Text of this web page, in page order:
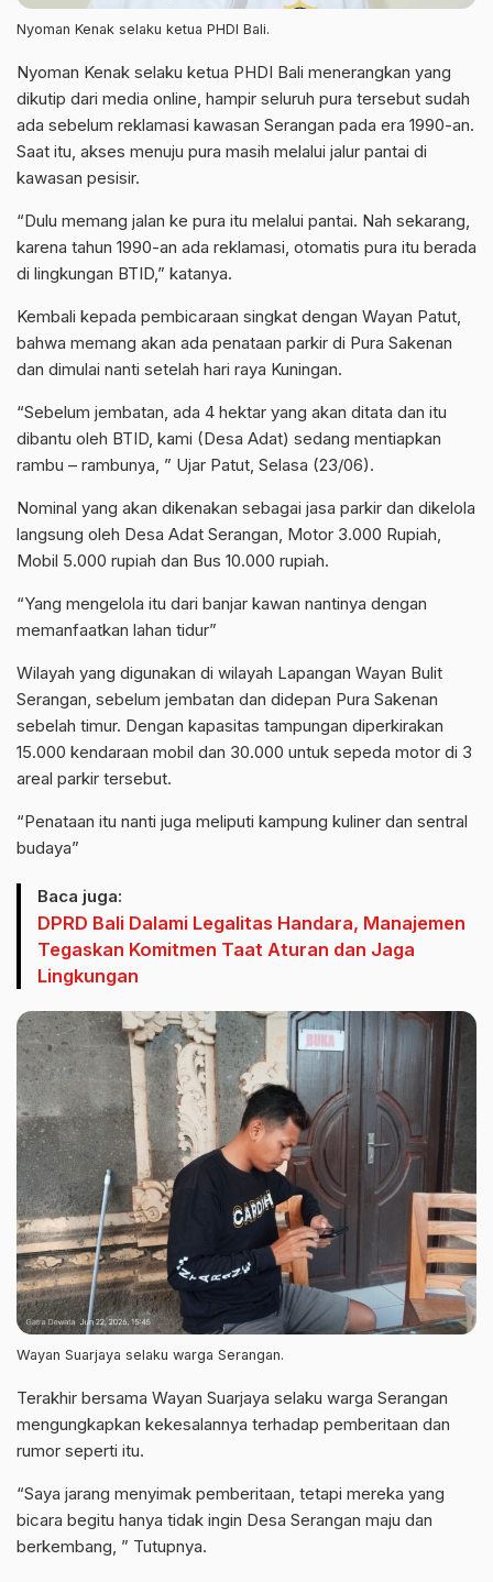
Nyoman Kenak selaku ketua PHDI Bali.
Nyoman Kenak selaku ketua PHDI Bali menerangkan yang
dikutip dari media online, hampir seluruh pura tersebut sudah
ada sebelum reklamasi kawasan Serangan pada era 1990-an.
Saat itu, akses menuju pura masih melalui jalur pantai di
kawasan pesisir.
“Dulu memang jalan ke pura itu melalui pantai. Nah sekarang,
karena tahun 1990-an ada reklamasi, otomatis pura itu berada
di lingkungan BTID,” katanya.
Kembali kepada pembicaraan singkat dengan Wayan Patut,
bahwa memang akan ada penataan parkir di Pura Sakenan
dan dimulai nanti setelah hari raya Kuningan.
“Sebelum jembatan, ada 4 hektar yang akan ditata dan itu
dibantu oleh BTID, kami (Desa Adat) sedang mentiapkan
rambu – rambunya, ” Ujar Patut, Selasa (23/06).
Nominal yang akan dikenakan sebagai jasa parkir dan dikelola
langsung oleh Desa Adat Serangan, Motor 3.000 Rupiah,
Mobil 5.000 rupiah dan Bus 10.000 rupiah.
“Yang mengelola itu dari banjar kawan nantinya dengan
memanfaatkan lahan tidur”
Wilayah yang digunakan di wilayah Lapangan Wayan Bulit
Serangan, sebelum jembatan dan didepan Pura Sakenan
sebelah timur. Dengan kapasitas tampungan diperkirakan
15.000 kendaraan mobil dan 30.000 untuk sepeda motor di 3
areal parkir tersebut.
“Penataan itu nanti juga meliputi kampung kuliner dan sentral
budaya”
Baca juga:
DPRD Bali Dalami Legalitas Handara, Manajemen
Tegaskan Komitmen Taat Aturan dan Jaga
Lingkungan
Wayan Suarjaya selaku warga Serangan.
Terakhir bersama Wayan Suarjaya selaku warga Serangan
mengungkapkan kekesalannya terhadap pemberitaan dan
rumor seperti itu.
“Saya jarang menyimak pemberitaan, tetapi mereka yang
bicara begitu hanya tidak ingin Desa Serangan maju dan
berkembang, ” Tutupnya.